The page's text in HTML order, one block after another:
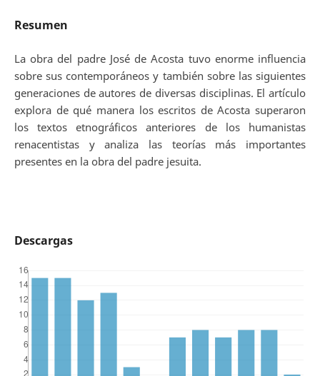
Resumen
La obra del padre José de Acosta tuvo enorme influencia
sobre sus contemporáneos y también sobre las siguientes
generaciones de autores de diversas disciplinas. El artículo
explora de qué manera los escritos de Acosta superaron
los textos etnográficos anteriores de los humanistas
renacentistas y analiza las teorías más importantes
presentes en la obra del padre jesuita.
Descargas